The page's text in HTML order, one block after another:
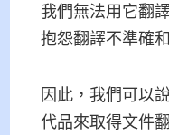
我們無法用它翻
抱怨翻譯不準確
因此，我們可以
代品來取得文件